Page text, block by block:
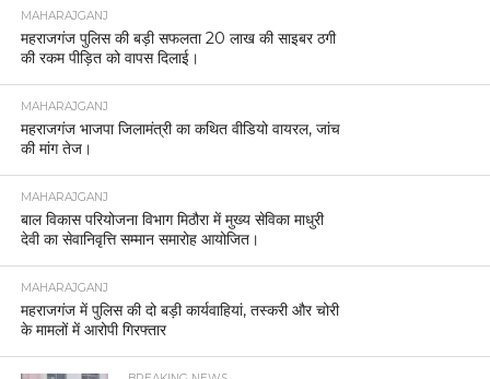
MAHARAJGANJ
महराजगंज पुलिस की बड़ी सफलता 20 लाख की साइबर ठगी
की रकम पीड़ित को वापस दिलाई।
MAHARAJGANJ
महराजगंज भाजपा जिलामंत्री का कथित वीडियो वायरल, जांच
की मांग तेज।
MAHARAJGANJ
बाल विकास परियोजना विभाग मिठौरा में मुख्य सेविका माधुरी
देवी का सेवानिवृत्ति सम्मान समारोह आयोजित।
MAHARAJGANJ
महराजगंज में पुलिस की दो बड़ी कार्यवाहियां, तस्करी और चोरी
के मामलों में आरोपी गिरफ्तार